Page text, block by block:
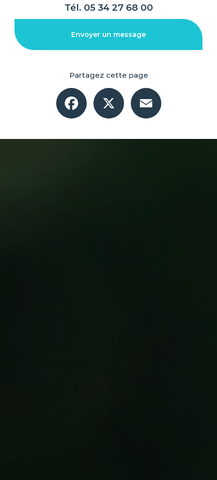
Tél. 05 34 27 68 00
Envoyer un message
Partagez cette page
Facebook